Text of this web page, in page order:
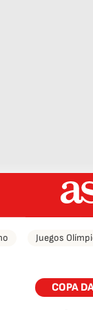
Juegos
COPA